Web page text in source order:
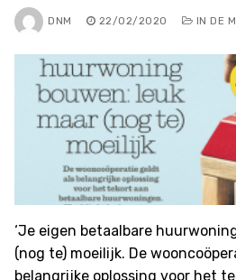
DNM 22/02/2020 IN DE
‘Je eigen betaalbare
(nog te) moeilijk. De
belangrijke oplossing voor het